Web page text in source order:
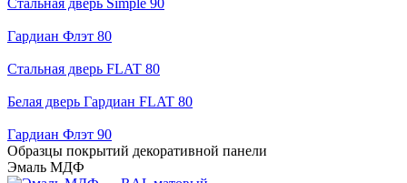
Гардиан Флэт 80
Стальная дверь FLAT 80
Белая дверь Гардиан FLAT 80
Гардиан Флэт 90
Образцы покрытий декоративной панели
Эмаль МДФ